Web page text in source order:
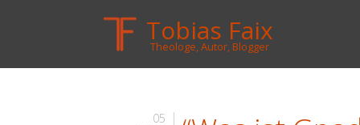
Tobias Faix
Theologe, Autor, Blogger
05